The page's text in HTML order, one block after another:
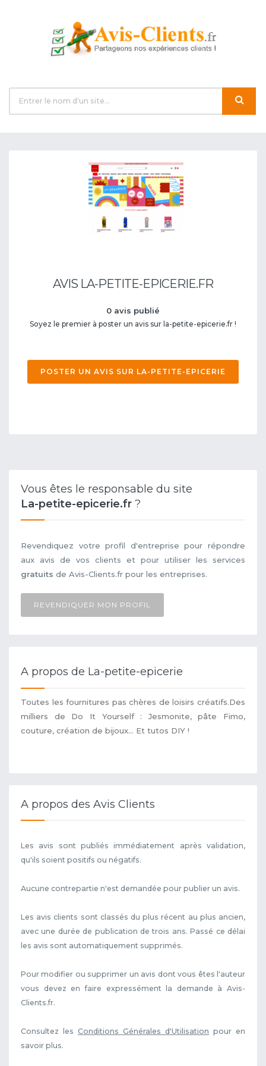
AVIS LA-PETITE-EPICERIE.FR
0 avis publié
Soyez le premier à poster un avis sur la-petite-epicerie.fr !
POSTER UN AVIS SUR LA-PETITE-EPICERIE
Vous êtes le responsable du site
La-petite-epicerie.fr ?
Revendiquez votre profil d'entreprise pour répondre
aux avis de vos clients et pour utiliser les services
gratuits de Avis-Clients.fr pour les entreprises.
REVENDIQUER MON PROFIL
A propos de La-petite-epicerie
Toutes les fournitures pas chères de loisirs créatifs.Des
milliers de Do It Yourself : Jesmonite, pâte Fimo,
couture, création de bijoux... Et tutos DIY !
A propos des Avis Clients
Les avis sont publiés immédiatement après validation,
qu'ils soient positifs ou négatifs.
Aucune contrepartie n'est demandée pour publier un avis.
Les avis clients sont classés du plus récent au plus ancien,
avec une durée de publication de trois ans. Passé ce délai
les avis sont automatiquement supprimés.
Pour modifier ou supprimer un avis dont vous êtes l'auteur
vous devez en faire expressément la demande à Avis-
Clients.fr.
Consultez les Conditions Générales d'Utilisation pour en
savoir plus.